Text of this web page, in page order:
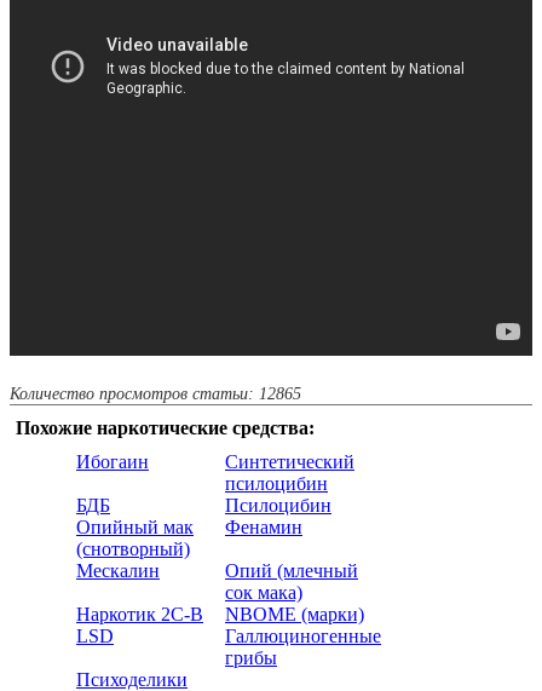
Количество просмотров статьи: 12865
Похожие наркотические средства:
Ибогаин
Синтетический
псилоцибин
БДБ
Псилоцибин
Опийный мак
(снотворный)
Фенамин
Мескалин
Опий (млечный
сок мака)
Наркотик 2С-B
NBOME (марки)
LSD
Галлюциногенные
грибы
Психоделики